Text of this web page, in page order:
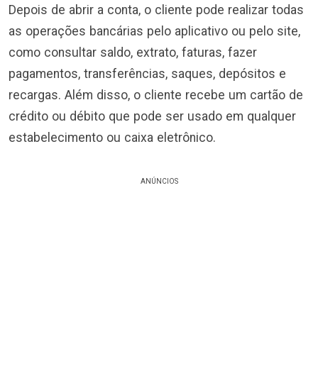
Depois de abrir a conta, o cliente pode realizar todas
as operações bancárias pelo aplicativo ou pelo site,
como consultar saldo, extrato, faturas, fazer
pagamentos, transferências, saques, depósitos e
recargas. Além disso, o cliente recebe um cartão de
crédito ou débito que pode ser usado em qualquer
estabelecimento ou caixa eletrônico.
ANÚNCIOS